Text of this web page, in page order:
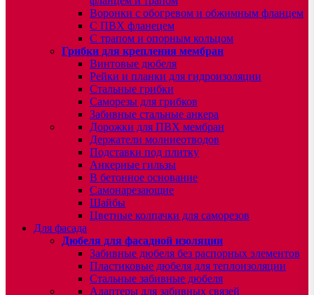
Воронки с обогревом и обжимным фланцем
С ПВХ фланецем
С трапом и опорным кольцом
Грибки для крепления мембран
Винтовые дюбеля
Рейки и планки для гидроизоляции
Стальные грибки
Саморезы для грибков
Забивные стальные анкера
Дорожки для ПВХ мембран
Держатели молниеотводов
Подставки под плитку
Анкерные гильзы
В бетонное основание
Самонарезающие
Шайбы
Цветные колпачки для саморезов
Для фасада
Дюбеля для фасадной изоляции
Забивные дюбеля без распорных элементов
Пластиковые дюбеля для теплоизоляции
Стальные забивные дюбеля
Адаптеры для забивных связей